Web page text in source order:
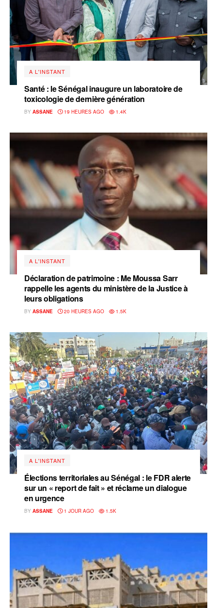
A L'INSTANT
Santé : le Sénégal inaugure un laboratoire de
toxicologie de dernière génération
BY ASSANE 19 HEURES AGO 1.4K
A L'INSTANT
Déclaration de patrimoine : Me Moussa Sarr
rappelle les agents du ministère de la Justice à
leurs obligations
BY ASSANE 20 HEURES AGO 1.5K
A L'INSTANT
Élections territoriales au Sénégal : le FDR alerte
sur un « report de fait » et réclame un dialogue
en urgence
BY ASSANE 1 JOUR AGO 1.5K